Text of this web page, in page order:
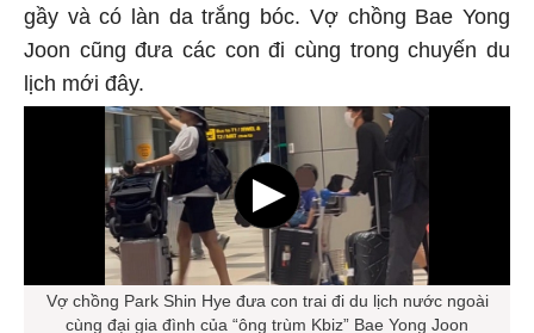
gầy và có làn da trắng bóc. Vợ chồng Bae Yong
Joon cũng đưa các con đi cùng trong chuyến du
lịch mới đây.
Vợ chồng Park Shin Hye đưa con trai đi du lịch nước ngoài
cùng đại gia đình của “ông trùm Kbiz” Bae Yong Joon